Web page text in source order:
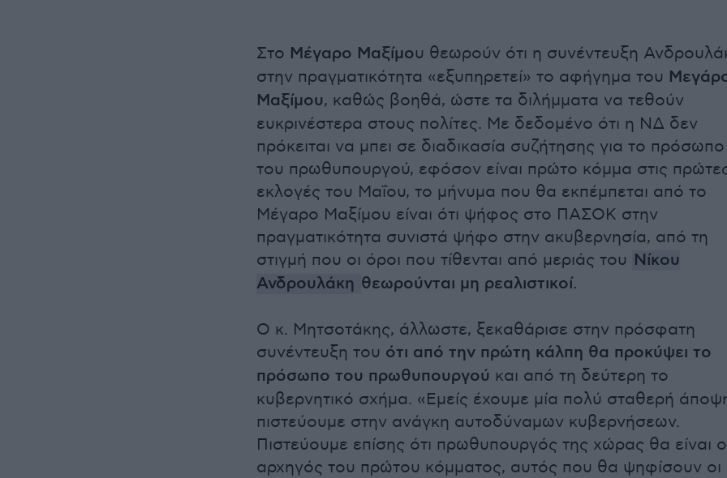
Στο Μέγαρο Μαξίμου θεωρούν ότι η συνέντευξη
στην πραγματικότητα «εξυπηρετεί» το αφήγημα του
Μαξίμου, καθώς βοηθά, ώστε τα διλήμματα να τεθούν
ευκρινέστερα στους πολίτες. Με δεδομένο ότι η ΝΔ δεν
πρόκειται να μπει σε διαδικασία συζήτησης για το πρόσωπο
του πρωθυπουργού, εφόσον είναι πρώτο κόμμα στις
εκλογές του Μαΐου, το μήνυμα που θα εκπέμπεται από το
Μέγαρο Μαξίμου είναι ότι ψήφος στο ΠΑΣΟΚ στην
πραγματικότητα συνιστά ψήφο στην ακυβερνησία, από τη
στιγμή που οι όροι που τίθενται από μεριάς του Νίκου
Ανδρουλάκη θεωρούνται μη ρεαλιστικοί.
Ο κ. Μητσοτάκης, άλλωστε, ξεκαθάρισε στην πρόσφατη
συνέντευξη του ότι από την πρώτη κάλπη θα προκύψει το
πρόσωπο του πρωθυπουργού και από τη δεύτερη το
κυβερνητικό σχήμα. «Εμείς έχουμε μία πολύ σταθερή
πιστεύουμε στην ανάγκη αυτοδύναμων κυβερνήσεων.
Πιστεύουμε επίσης ότι πρωθυπουργός της χώρας θα είναι ο
αρχηγός του πρώτου κόμματος, αυτός που θα ψηφίσουν οι